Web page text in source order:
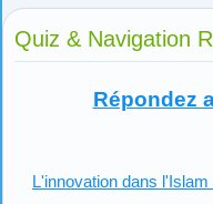
Quiz & Navigation
Répondez
L'innovation dans